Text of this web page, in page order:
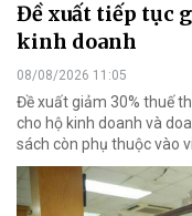
Đề xuất tiếp tục
kinh doanh
08/08/2026 11:05
Đề xuất giảm 30% thuế
cho hộ kinh doanh và
sách còn phụ thuộc vào